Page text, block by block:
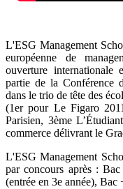
L'ESG Management
européenne de
ouverture internationale
partie de la Conférence
dans le trio de tête des
(1er pour Le Figaro
Parisien, 3ème
commerce délivrant le
L'ESG Management
par concours après :
(entrée en 3e année), Bac